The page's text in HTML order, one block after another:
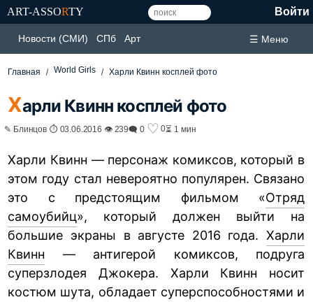
ART-ASSORTY Войти
Новости (СМИ) СПб Арт ☰ Меню
Главная World Girls Харли Квинн косплей фото
Харли Квинн косплей фото
✎ Блинцов ⏱ 03.06.2016 👁 239🗨 0 ♡ 0⏳ 1 мин
Харли Квинн — персонаж комиксов, который в
этом году стал невероятно популярен. Связано
это с предстоящим фильмом «Отряд
самоубийц», который должен выйти на
большие экраны в августе 2016 года. Харли
Квинн — антигерой комиксов, подруга
суперзлодея Джокера. Харли Квинн носит
костюм шута, обладает суперспособностями и